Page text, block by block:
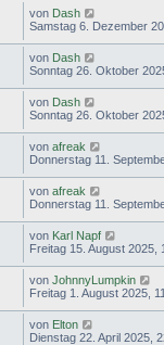
von Dash
Samstag 6. Dezember
von Dash
Sonntag 26. Oktober
von Dash
Sonntag 26. Oktober
von afreak
Donnerstag 11.
von afreak
Donnerstag 11.
von Karl Napf
Freitag 15. August 2025,
von JohnnyLumpkin
Freitag 1. August 2025,
von Elton
Dienstag 22. April 2025,